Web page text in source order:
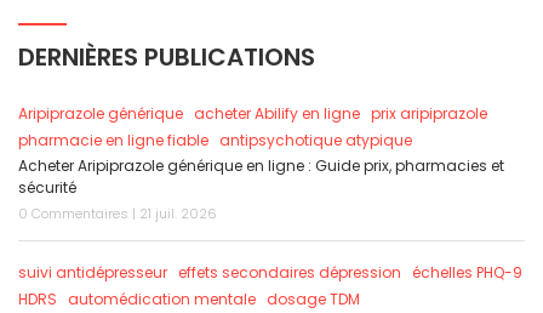
DERNIÈRES PUBLICATIONS
Aripiprazole générique acheter Abilify en ligne prix aripiprazole
pharmacie en ligne fiable antipsychotique atypique
Acheter Aripiprazole générique en ligne : Guide prix, pharmacies et
sécurité
0 Commentaires | 21 juil. 2026
suivi antidépresseur effets secondaires dépression
échelles PHQ-9
HDRS
automédication mentale dosage TDM